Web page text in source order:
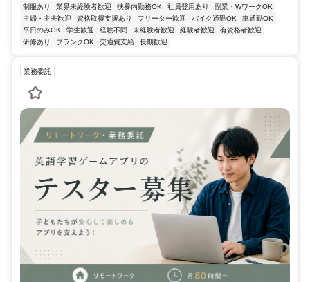
制服あり 業界未経験者歓迎 扶養内勤務OK 社員登用あり
副業・WワークOK
主婦・主夫歓迎
資格取得支援あり フリーター歓迎 バイク通勤OK
車通勤OK
平日のみOK
学生歓迎 経験不問 未経験者歓迎 経験者歓迎
有資格者歓迎
研修あり
ブランクOK 交通費支給 長期歓迎
業務委託